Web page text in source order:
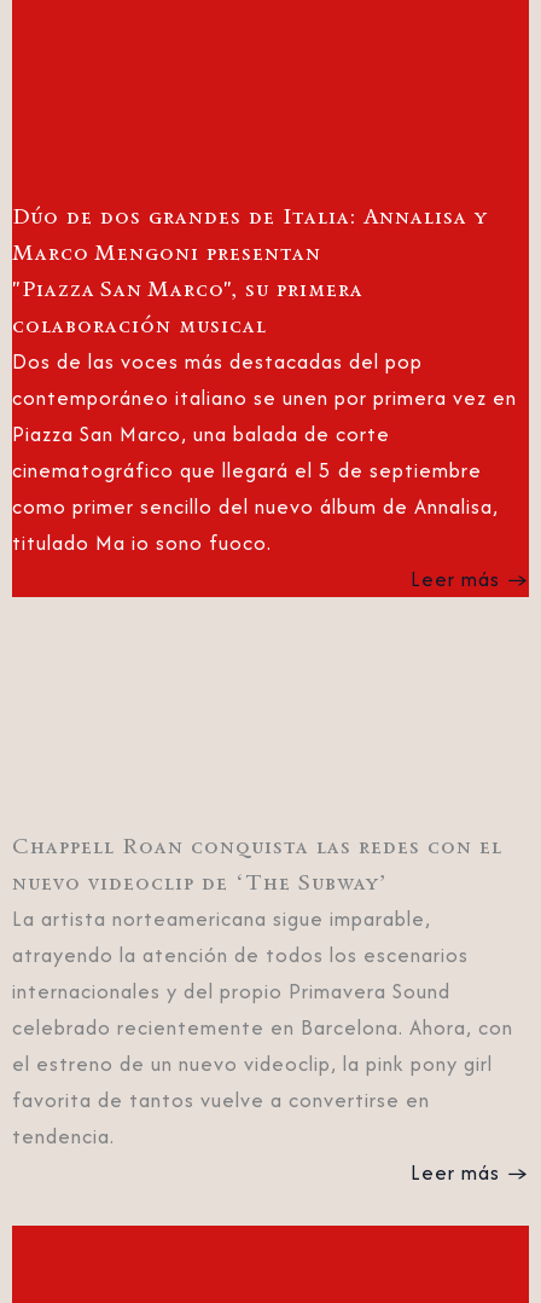
Dúo de dos grandes de Italia: Annalisa y
Marco Mengoni presentan
"Piazza San Marco", su primera
colaboración musical
Dos de las voces más destacadas del pop
contemporáneo italiano se unen por primera vez en
Piazza San Marco, una balada de corte
cinematográfico que llegará el 5 de septiembre
como primer sencillo del nuevo álbum de Annalisa,
titulado Ma io sono fuoco.
Leer más →
Chappell Roan conquista las redes con el
nuevo videoclip de ‘The Subway’
La artista norteamericana sigue imparable,
atrayendo la atención de todos los escenarios
internacionales y del propio Primavera Sound
celebrado recientemente en Barcelona. Ahora, con
el estreno de un nuevo videoclip, la pink pony girl
favorita de tantos vuelve a convertirse en
tendencia.
Leer más →